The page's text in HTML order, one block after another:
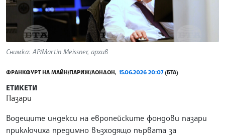
Снимка: AP/Martin Meissner, архив
ФРАНКФУРТ НА МАЙН/ПАРИЖ/ЛОНДОН, 15.06.2026 20:07(БТА)
ЕТИКЕТИ
Пазари
Водещите индекси на европейските фондови пазари
приключиха предимно възходящо първата за